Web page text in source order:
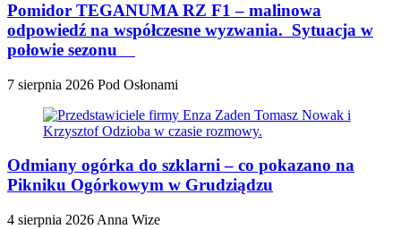
Pomidor TEGANUMA RZ F1 – malinowa
odpowiedź na współczesne wyzwania. Sytuacja w
połowie sezonu
7 sierpnia 2026 Pod Osłonami
Odmiany ogórka do szklarni – co pokazano na
Pikniku Ogórkowym w Grudziądzu
4 sierpnia 2026 Anna Wize